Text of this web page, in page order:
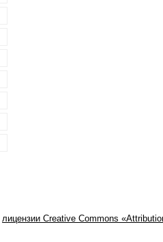
лицензии Creative Commons